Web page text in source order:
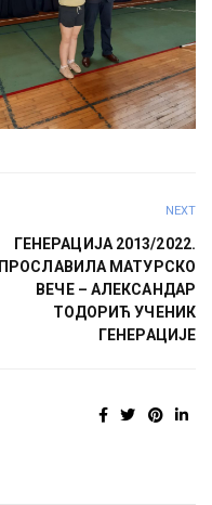
NEXT
ГЕНЕРАЦИЈА 2013/2022.
ПРОСЛАВИЛА МАТУРСКО
ВЕЧЕ – АЛЕКСАНДАР
ТОДОРИЋ УЧЕНИК
ГЕНЕРАЦИЈЕ